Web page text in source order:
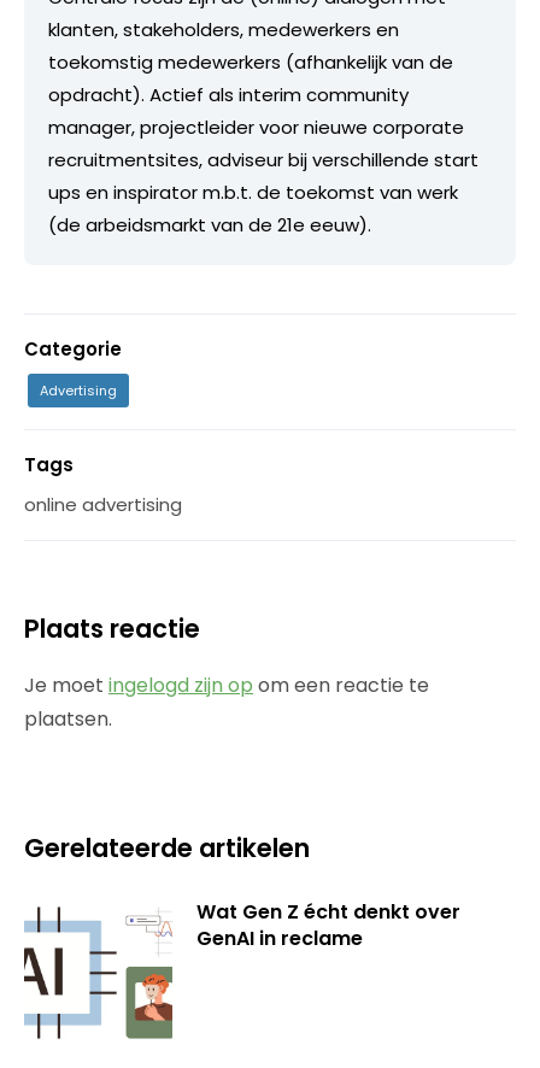
klanten, stakeholders, medewerkers en
toekomstig medewerkers (afhankelijk van de
opdracht). Actief als interim community
manager, projectleider voor nieuwe corporate
recruitmentsites, adviseur bij verschillende start
ups en inspirator m.b.t. de toekomst van werk
(de arbeidsmarkt van de 21e eeuw).
Categorie
Advertising
Tags
online advertising
Plaats reactie
Je moet ingelogd zijn op om een reactie te
plaatsen.
Gerelateerde artikelen
Wat Gen Z écht denkt over
GenAI in reclame